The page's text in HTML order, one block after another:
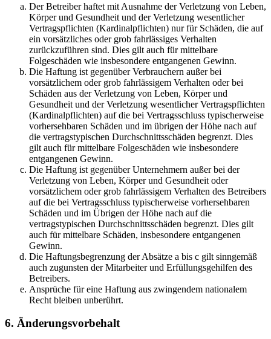
Der Betreiber haftet mit Ausnahme der Verletzung von Leben,
Körper und Gesundheit und der Verletzung wesentlicher
Vertragspflichten (Kardinalpflichten) nur für Schäden, die auf
ein vorsätzliches oder grob fahrlässiges Verhalten
zurückzuführen sind. Dies gilt auch für mittelbare
Folgeschäden wie insbesondere entgangenen Gewinn.
Die Haftung ist gegenüber Verbrauchern außer bei
vorsätzlichem oder grob fahrlässigem Verhalten oder bei
Schäden aus der Verletzung von Leben, Körper und
Gesundheit und der Verletzung wesentlicher Vertragspflichten
(Kardinalpflichten) auf die bei Vertragsschluss typischerweise
vorhersehbaren Schäden und im übrigen der Höhe nach auf
die vertragstypischen Durchschnittsschäden begrenzt. Dies
gilt auch für mittelbare Folgeschäden wie insbesondere
entgangenen Gewinn.
Die Haftung ist gegenüber Unternehmern außer bei der
Verletzung von Leben, Körper und Gesundheit oder
vorsätzlichem oder grob fahrlässigem Verhalten des Betreibers
auf die bei Vertragsschluss typischerweise vorhersehbaren
Schäden und im Übrigen der Höhe nach auf die
vertragstypischen Durchschnittsschäden begrenzt. Dies gilt
auch für mittelbare Schäden, insbesondere entgangenen
Gewinn.
Die Haftungsbegrenzung der Absätze a bis c gilt sinngemäß
auch zugunsten der Mitarbeiter und Erfüllungsgehilfen des
Betreibers.
Ansprüche für eine Haftung aus zwingendem nationalem
Recht bleiben unberührt.
6. Änderungsvorbehalt